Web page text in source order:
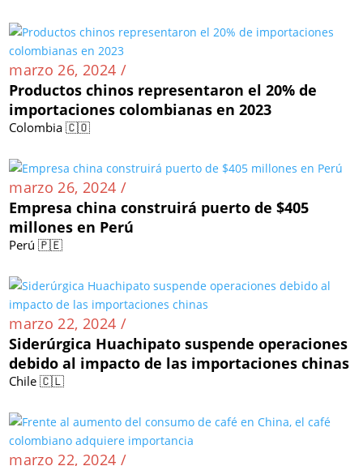
marzo 26, 2024 /
Productos chinos representaron el 20% de
importaciones colombianas en 2023
Colombia 🇨🇴
marzo 26, 2024 /
Empresa china construirá puerto de $405
millones en Perú
Perú 🇵🇪
marzo 22, 2024 /
Siderúrgica Huachipato suspende operaciones
debido al impacto de las importaciones chinas
Chile 🇨🇱
marzo 22, 2024 /